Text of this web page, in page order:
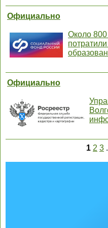
Официально
Около 800
Официально
1 2 3